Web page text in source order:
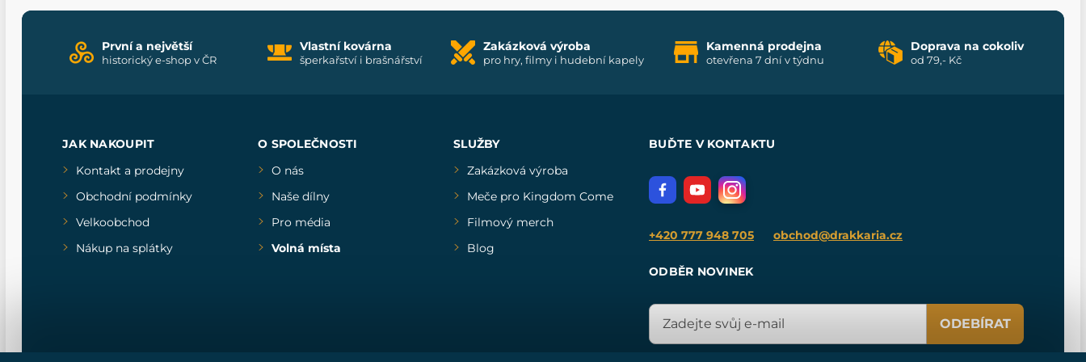
První a největší
historický e-shop v ČR
Vlastní kovárna
šperkařství i brašnářství
Zakázková výroba
pro hry, filmy i hudební kapely
Kamenná prodejna
otevřena 7 dní v týdnu
Doprava na cokoliv
od 79,- Kč
JAK NAKOUPIT
Kontakt a prodejny
Obchodní podmínky
Velkoobchod
Nákup na splátky
O SPOLEČNOSTI
O nás
Naše dílny
Pro média
Volná místa
SLUŽBY
Zakázková výroba
Meče pro Kingdom Come
Filmový merch
Blog
BUĎTE V KONTAKTU
+420 777 948 705 obchod@drakkaria.cz
ODBĚR NOVINEK
ODEBÍRAT